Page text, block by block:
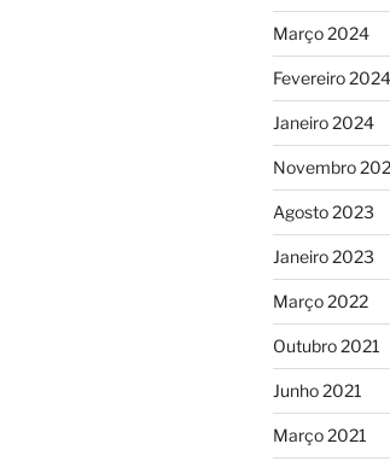
Março 2024
Fevereiro 2024
Janeiro 2024
Novembro
Agosto 2023
Janeiro 2023
Março 2022
Outubro 2021
Junho 2021
Março 2021